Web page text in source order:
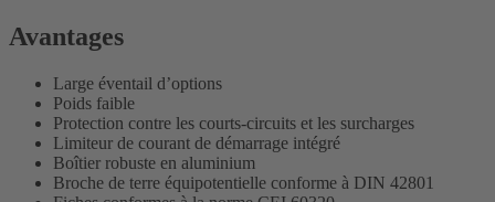
Avantages
Large éventail d’options
Poids faible
Protection contre les courts-circuits et les surcharges
Limiteur de courant de démarrage intégré
Boîtier robuste en aluminium
Broche de terre équipotentielle conforme à DIN 42801